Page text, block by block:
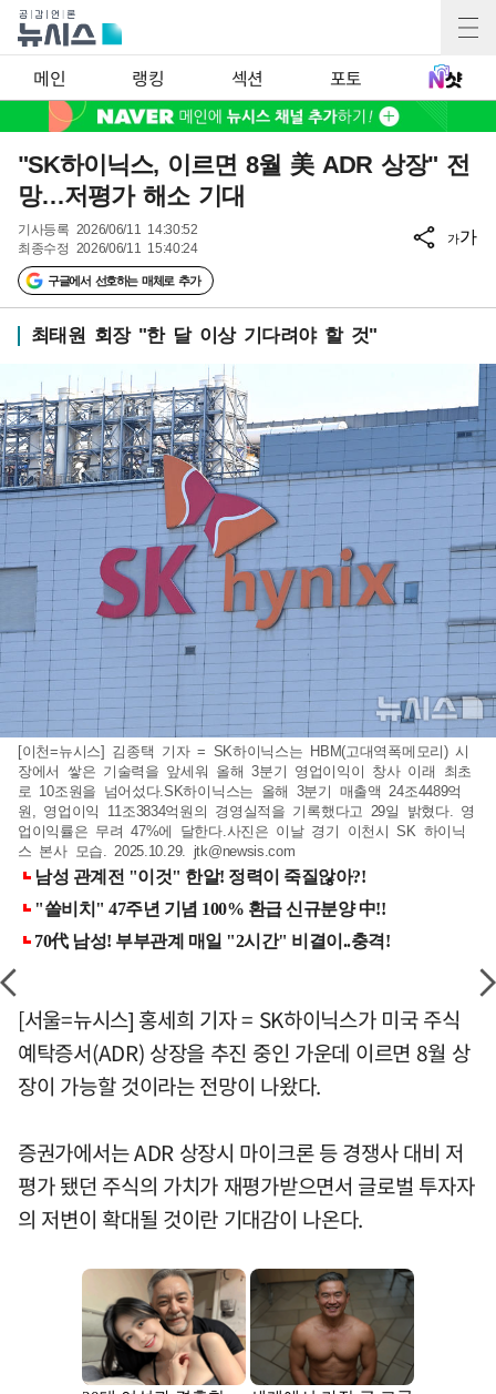
메인 랭킹 섹션 포토
"SK하이닉스, 이르면 8월 美 ADR 상장" 전
망…저평가 해소 기대
기사등록 2026/06/11 14:30:52
최종수정 2026/06/11 15:40:24
구글에서 선호하는 매체로 추가
가가
최태원 회장 "한 달 이상 기다려야 할 것"
[이천=뉴시스] 김종택 기자 = SK하이닉스는 HBM(고대역폭메모리) 시
장에서 쌓은 기술력을 앞세워 올해 3분기 영업이익이 창사 이래 최초
로 10조원을 넘어섰다.SK하이닉스는 올해 3분기 매출액 24조4489억
원, 영업이익 11조3834억원의 경영실적을 기록했다고 29일 밝혔다. 영
업이익률은 무려 47%에 달한다.사진은 이날 경기 이천시 SK 하이닉
스 본사 모습. 2025.10.29. jtk@newsis.com
[서울=뉴시스] 홍세희 기자 = SK하이닉스가 미국 주식
예탁증서(ADR) 상장을 추진 중인 가운데 이르면 8월 상
장이 가능할 것이라는 전망이 나왔다.
증권가에서는 ADR 상장시 마이크론 등 경쟁사 대비 저
평가 됐던 주식의 가치가 재평가받으면서 글로벌 투자자
의 저변이 확대될 것이란 기대감이 나온다.